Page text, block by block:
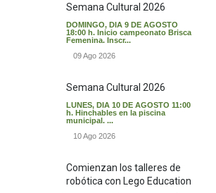
Semana Cultural 2026
DOMINGO, DIA 9 DE AGOSTO
18:00 h. Inicio campeonato Brisca
Femenina. Inscr...
09 Ago 2026
Semana Cultural 2026
LUNES, DIA 10 DE AGOSTO 11:00
h. Hinchables en la piscina
municipal. ...
10 Ago 2026
Comienzan los talleres de
robótica con Lego Education